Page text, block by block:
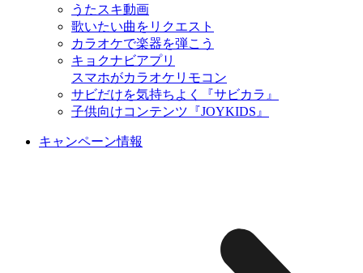
うたスキ動画
歌いたい曲をリクエスト
カラオケで楽器を弾こう
キョクナビアプリ
スマホがカラオケリモコン
サビだけを気持ちよく『サビカラ』
子供向けコンテンツ『JOYKIDS』
キャンペーン情報